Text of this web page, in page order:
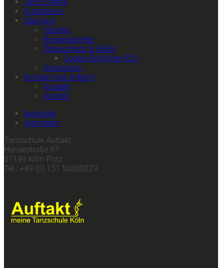
Gutscheine
Über uns
Historie
Kooperationen
Datenschutz & AGBs
Cookie-Richtlinie (EU)
Impressum
Kontakt und Anfahrt
Kontakt
Anfahrt
facebook
Instagram
Tanzschule Auftakt
Hansestraße 97
51149 Köln-Porz
Tel.: +49 (0) 151 50808229